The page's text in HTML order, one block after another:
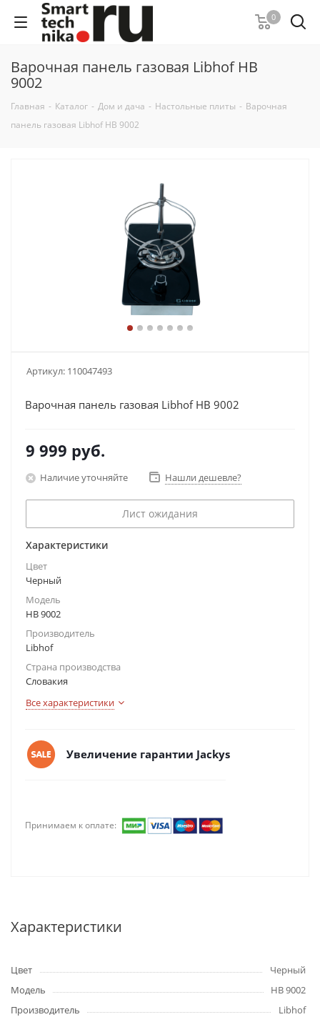
0
Варочная панель газовая Libhof HB
9002
Главная - Каталог - Дом и дача - Настольные плиты - Варочная
панель газовая Libhof HB 9002
Артикул: 110047493
Варочная панель газовая Libhof HB 9002
9 999 руб.
Наличие уточняйте Нашли дешевле?
Лист ожидания
Характеристики
Цвет
Черный
Модель
HB 9002
Производитель
Libhof
Страна производства
Словакия
Все характеристики
Увеличение гарантии Jackys
Принимаем к оплате:
Характеристики
Цвет
Черный
Модель
HB 9002
Производитель
Libhof